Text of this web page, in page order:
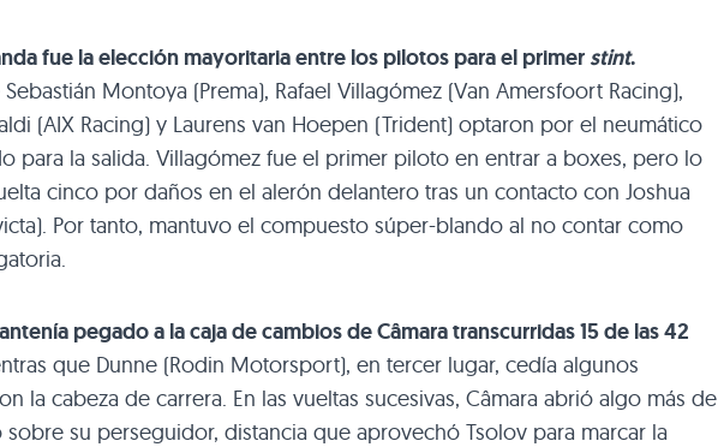
fue la elección mayoritaria entre los pilotos para el primer stint.
Montoya (Prema), Rafael Villagómez (Van Amersfoort Racing),
(AIX Racing) y Laurens van Hoepen (Trident) optaron por el neumático
para la salida. Villagómez fue el primer piloto en entrar a boxes, pero lo
cinco por daños en el alerón delantero tras un contacto con Joshua
Por tanto, mantuvo el compuesto súper-blando al no contar como
pegado a la caja de cambios de Câmara transcurridas 15 de las 42
que Dunne (Rodin Motorsport), en tercer lugar, cedía algunos
la cabeza de carrera. En las vueltas sucesivas, Câmara abrió algo más de
su perseguidor, distancia que aprovechó Tsolov para marcar la